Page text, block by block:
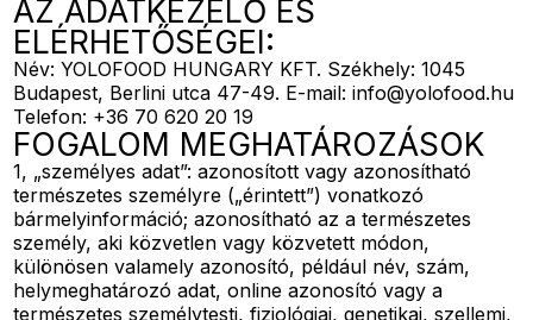
AZ ADATKEZELŐ ÉS
ELÉRHETŐSÉGEI:
Név: YOLOFOOD HUNGARY KFT. Székhely: 1045
Budapest, Berlini utca 47-49. E-mail: info@yolofood.hu
Telefon: +36 70 620 20 19
FOGALOM MEGHATÁROZÁSOK
1, „személyes adat”: azonosított vagy azonosítható
természetes személyre („érintett”) vonatkozó
bármelyinformáció; azonosítható az a természetes
személy, aki közvetlen vagy közvetett módon,
különösen valamely azonosító, például név, szám,
helymeghatározó adat, online azonosító vagy a
természetes személytesti, fiziológiai, genetikai, szellemi,